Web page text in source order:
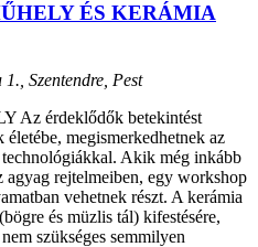
ÉS KERÁMIA
Szentendre, Pest
érdeklődők betekintést
megismerkedhetnek az
Akik még inkább
agyag rejtelmeiben, egy workshop
vehetnek részt. A kerámia
és müzlis tál) kifestésére,
szükséges semmilyen